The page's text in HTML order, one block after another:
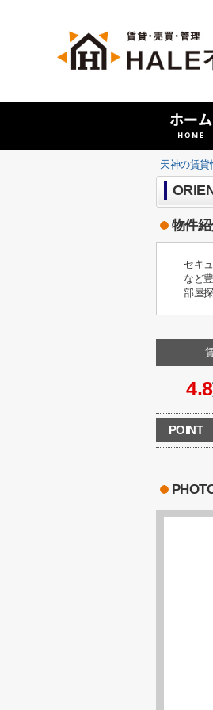
天神の賃
物件
セキ
など
部屋
4.8
POINT